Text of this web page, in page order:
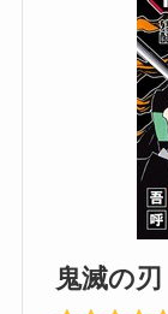
鬼滅の刃